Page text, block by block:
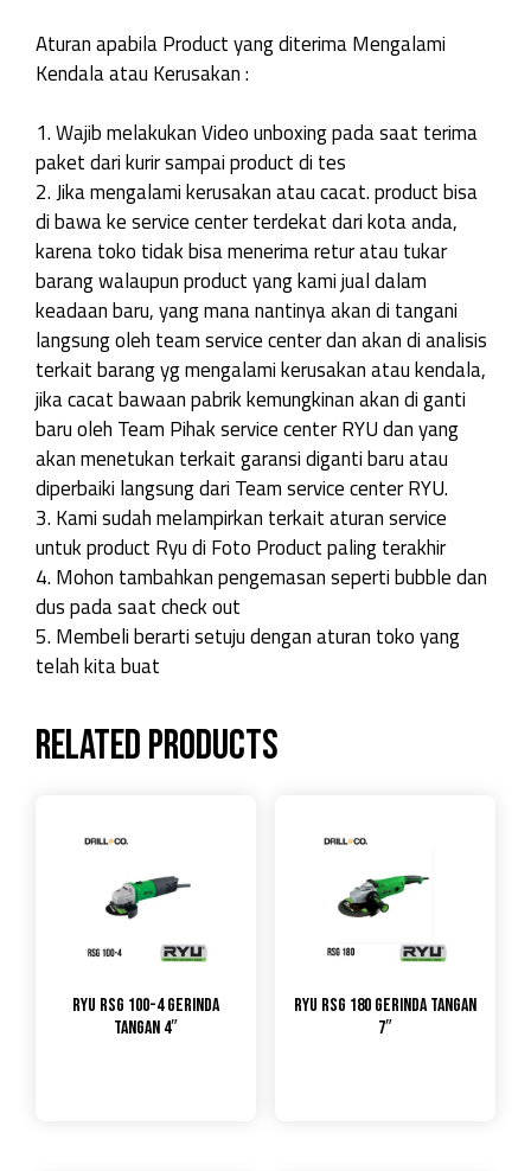
Aturan apabila Product yang diterima Mengalami
Kendala atau Kerusakan :
1. Wajib melakukan Video unboxing pada saat terima
paket dari kurir sampai product di tes
2. Jika mengalami kerusakan atau cacat. product bisa
di bawa ke service center terdekat dari kota anda,
karena toko tidak bisa menerima retur atau tukar
barang walaupun product yang kami jual dalam
keadaan baru, yang mana nantinya akan di tangani
langsung oleh team service center dan akan di analisis
terkait barang yg mengalami kerusakan atau kendala,
jika cacat bawaan pabrik kemungkinan akan di ganti
baru oleh Team Pihak service center RYU dan yang
akan menetukan terkait garansi diganti baru atau
diperbaiki langsung dari Team service center RYU.
3. Kami sudah melampirkan terkait aturan service
untuk product Ryu di Foto Product paling terakhir
4. Mohon tambahkan pengemasan seperti bubble dan
dus pada saat check out
5. Membeli berarti setuju dengan aturan toko yang
telah kita buat
Related products
RYU RSG 100-4 Gerinda
Tangan 4″
RYU RSG 180 Gerinda Tangan
7″